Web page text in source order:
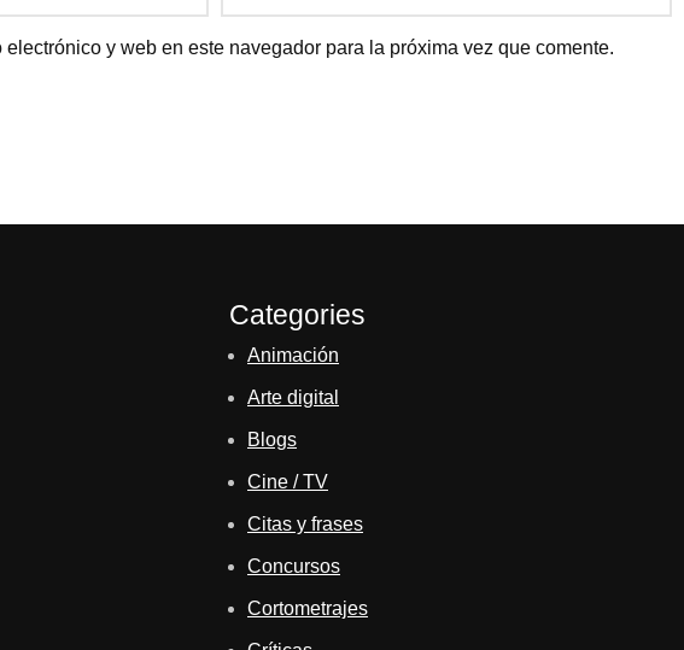
y web en este navegador para la próxima vez que comente.
Categories
Animación
Arte digital
Blogs
Cine / TV
Citas y frases
Concursos
Cortometrajes